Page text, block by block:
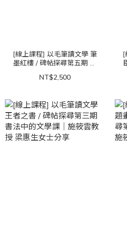
[線上課程] 以毛筆讀文學 筆
墨紅樓 / 碑帖探尋第五期 書
法中的文學課｜施筱雲教授
& 嘉賓梁惠生女士分享
NT$2,500
[